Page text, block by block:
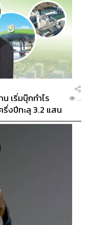
เริ่มบุ๊กกำไร
รึ่งปีทะลุ 3.2 แสน
...